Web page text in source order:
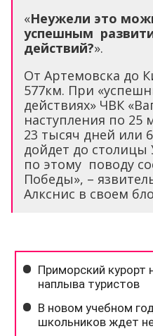
«Неужели это
успешным
действий?».
От Артемовска до
577км. При
действиях» ЧВК
наступления по 25
23 тысяч дней или
дойдет до
по этому поводу
Победы», –
Алкснис в своем